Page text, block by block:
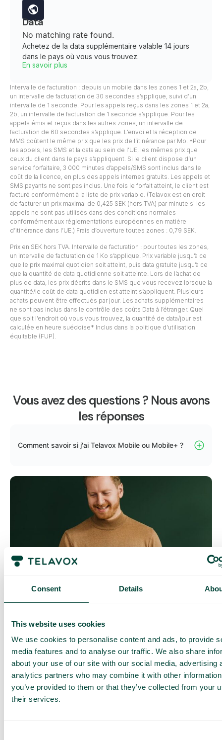
Consent Details
This website uses cookies
We use cookies to personalise content and ads, to provide
media features and to analyse our traffic. We also share
about your use of our site with our social media, advertising
analytics partners who may combine it with other
you’ve provided to them or that they’ve collected from your
their services.
Data
No matching rate found.
Achetez de la data supplémentaire valable 14 jours
dans le pays où vous vous trouvez.
En savoir plus
Intervalle de facturation : depuis un mobile dans les zones 1 et 2a, 2b,
un intervalle de facturation de 30 secondes s’applique, suivi d’un
intervalle de 1 seconde. Pour les appels reçus dans les zones 1 et 2a,
2b, un intervalle de facturation de 1 seconde s’applique. Pour les
appels émis et reçus dans les autres zones, un intervalle de
facturation de 60 secondes s’applique. L’envoi et la réception de
MMS coûtent le même prix que les prix de l’itinérance par Mo. *Pour
les appels, les SMS et la data au sein de l’UE, les mêmes prix que
ceux du client dans le pays s’appliquent. Si le client dispose d’un
service forfaitaire, 3 000 minutes d’appels/SMS sont inclus dans le
coût de la licence, en plus des appels internes gratuits. Les appels et
SMS payants ne sont pas inclus. Une fois le forfait atteint, le client est
facturé conformément à la liste de prix variable. (Telavox est en droit
de facturer un prix maximal de 0,425 SEK (hors TVA) par minute si les
appels ne sont pas utilisés dans des conditions normales
conformément aux réglementations européennes en matière
d’itinérance dans l’UE.) Frais d’ouverture toutes zones : 0,79 SEK.
Prix en SEK hors TVA. Intervalle de facturation : pour toutes les zones,
un intervalle de facturation de 1 Ko s’applique. Prix variable jusqu’à ce
que le prix maximal quotidien soit atteint, puis data gratuite jusqu’à ce
que la quantité de data quotidienne soit atteinte. Lors de l’achat de
plus de data, les prix décrits dans le SMS que vous recevez lorsque la
quantité/le coût de data quotidien est atteint s’appliquent. Plusieurs
achats peuvent être effectués par jour. Les achats supplémentaires
ne sont pas inclus dans le contrôle des coûts Data à l’étranger. Quel
que soit l’endroit où vous vous trouvez, la quantité de data/jour est
calculée en heure suédoise* Inclus dans la politique d’utilisation
équitable (FUP).
Vous avez des questions ? Nous avons
les réponses
Comment savoir si j'ai Telavox Mobile ou Mobile+ ?
mieux contrôler vos coûts quotidiens lorsque vous surfez en
dehors de l’UE/EEE.
maximal prédéterminé. Une fois que vous avez consommé
cette quantité de data, vous recevez un SMS et avez la
possibilité d’acheter plus de data si nécessaire.
Comment ça marche